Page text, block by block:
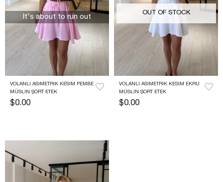
VOLANLI ASIMETRIK KESIM PEMBE
MÜSLIN ŞORT ETEK
$0.00
It's about to run out
OUT OF STOCK
VOLANLI ASIMETRIK KESIM EKRU
MÜSLIN ŞORT ETEK
$0.00